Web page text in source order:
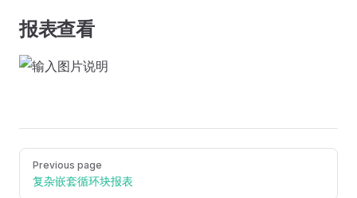
报表查看
Pager
Previous page
复杂嵌套循环块报表